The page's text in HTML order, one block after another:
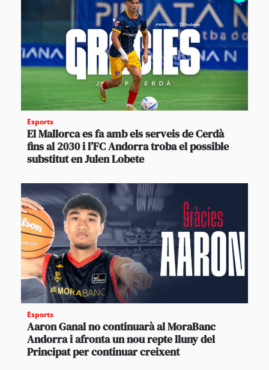
Esports
El Mallorca es fa amb els serveis de Cerdà
fins al 2030 i l’FC Andorra troba el possible
substitut en Julen Lobete
Esports
Aaron Ganal no continuarà al MoraBanc
Andorra i afronta un nou repte lluny del
Principat per continuar creixent